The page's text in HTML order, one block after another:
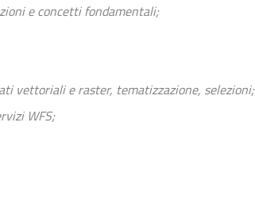
e concetti fondamentali;
vettoriali e raster, tematizzazione, selezioni;
WFS;